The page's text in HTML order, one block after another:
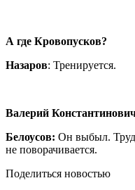
А где Кровопусков?
Назаров: Тренируется.
Валерий
Белоусов: Он выбыл.
не поворачивается.
Поделиться новостью